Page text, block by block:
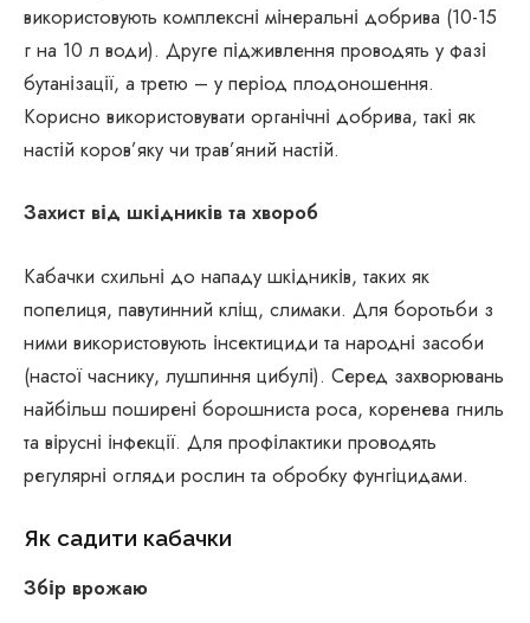
використовують комплексні мінеральні добрива (10-15
г на 10 л води). Друге підживлення проводять у фазі
бутанізації, а третю – у період плодоношення.
Корисно використовувати органічні добрива, такі як
настій коров’яку чи трав’яний настій.
Захист від шкідників та хвороб
Кабачки схильні до нападу шкідників, таких як
попелиця, павутинний кліщ, слимаки. Для боротьби з
ними використовують інсектициди та народні засоби
(настої часнику, лушпиння цибулі). Серед захворювань
найбільш поширені борошниста роса, коренева гниль
та вірусні інфекції. Для профілактики проводять
регулярні огляди рослин та обробку фунгіцидами.
Як садити кабачки
Збір врожаю